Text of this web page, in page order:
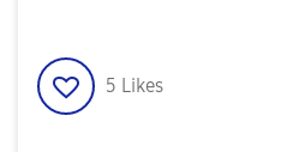
5 Likes